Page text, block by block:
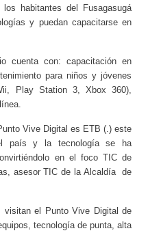
habitantes del Fusagasugá
y puedan capacitarse en
cuenta con: capacitación en
para niños y jóvenes
Play Station 3, Xbox 360),
Vive Digital es ETB (.) este
país y la tecnología se ha
en el foco TIC de
asesor TIC de la Alcaldía de
visitan el Punto Vive Digital de
tecnología de punta, alta